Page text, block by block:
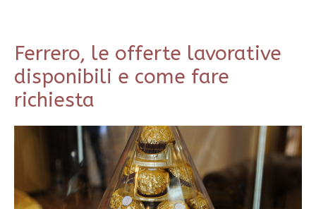
Ferrero, le offerte lavorative
disponibili e come fare
richiesta